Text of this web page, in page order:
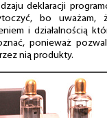
deklaracji
bo uważam,
i działalnością
ponieważ
nią produkty.